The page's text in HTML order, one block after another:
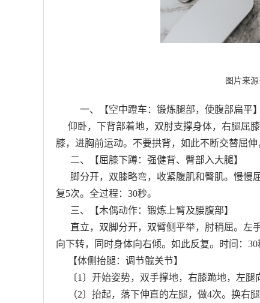
图片来源
一、【空中蹬车：锻炼腿部，使腹部扁平】
仰卧，下背部着地，双肘支撑身体，右腿屈
膝，进胸前运动。不要拱背，如此不断交替屈伸
二、【屈膝下蹲：强健背、臀部入大腿】
脚分开，双膝略弯，收紧腹肌和臀肌。慢慢
复5次。全过程：30秒。
三、【木偶动作：锻炼上臂及腰腹部】
直立，双脚分开，双臂侧平举，肘稍屈。左
向下转，同时身体向右倾。如此反复。时间：30
【体侧抬腿：调节髋关节】
〔1〕开始姿势，双手撑地，右膝跪地，左腿
（2〕抬起，落下伸直的左腿，做4次。换右腿